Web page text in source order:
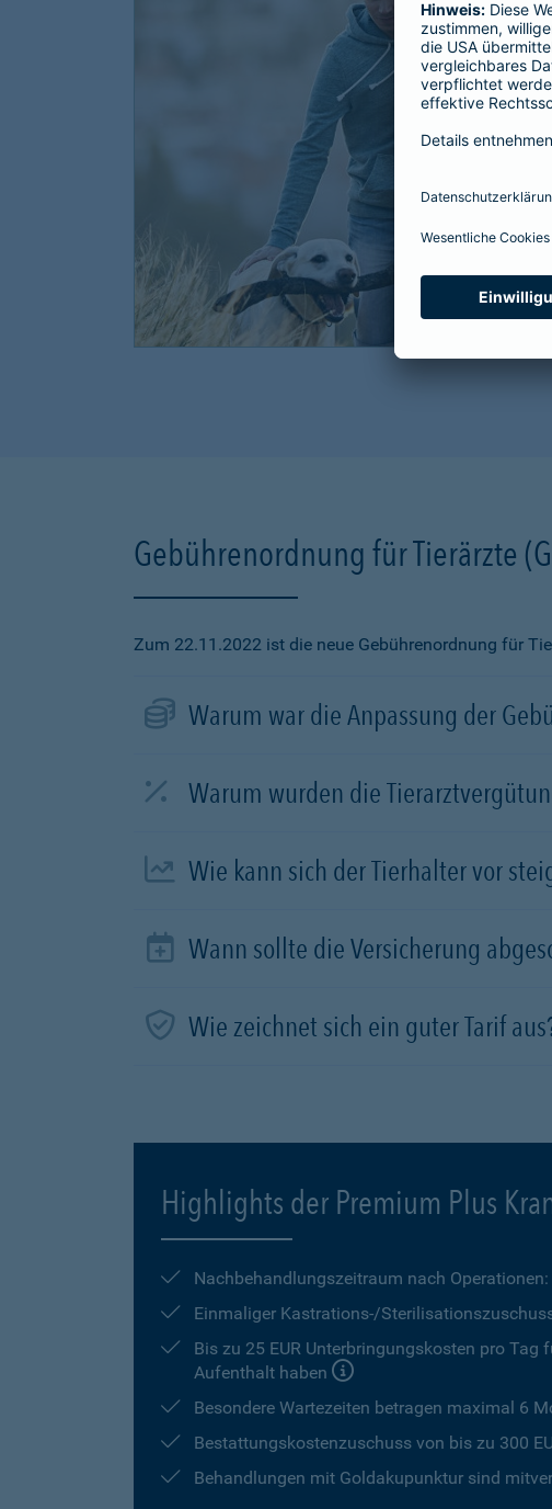
Gebührenordnung für Tierärzte
Zum 22.11.2022 ist die neue Gebührenordnung für
Warum war die Anpassung der
Warum wurden die
Wie kann sich der Tierhalter vor
Wann sollte die Versicherung
Wie zeichnet sich ein guter Tarif
Highlights der Premium Plus
Nachbehandlungszeitraum nach
Einmaliger Kastrations-/
Bis zu 25 EUR Unterbringungskosten pro Tag
Aufenthalt haben
Besondere Wartezeiten betragen maximal 6
Bestattungskostenzuschuss von bis zu 300
Behandlungen mit Goldakupunktur sind